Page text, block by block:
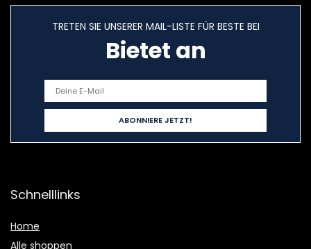
TRETEN SIE UNSERER MAIL-LISTE FÜR BESTE BEI
Bietet an
Schnelllinks
Home
Alle shoppen